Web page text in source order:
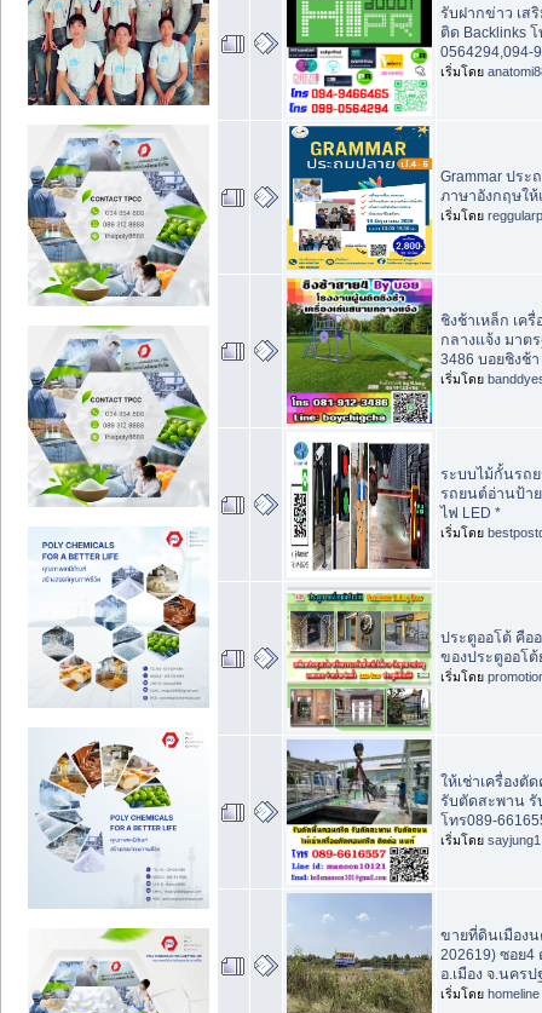
รับฝากข่าว เส
ติด Backlinks
0564294,094-
เริ่มโดย
Grammar ปร
ภาษาอังกฤษใ
เริ่มโดย
ชิงช้าเหล็ก เค
กลางแจ้ง มาต
3486 บอยชิงช้า
เริ่มโดย
ระบบไม้กั้นรถ
รถยนต์อ่านป้า
ไฟ LED *
เริ่มโดย
ประตูออโต้ คือ
ของประตูออโ
เริ่มโดย
ให้เช่าเครื่อง
รับตัดสะพาน
โทร089-
เริ่มโดย sayjung1
ขายที่ดินเมือง
202619) ซอย
อ.เมือง จ.นครป
เริ่มโดย homeline